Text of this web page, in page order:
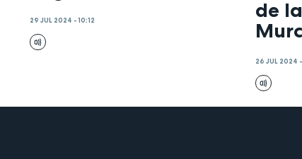
29 JUL 2024 - 10:12
de
26 JUL 2024